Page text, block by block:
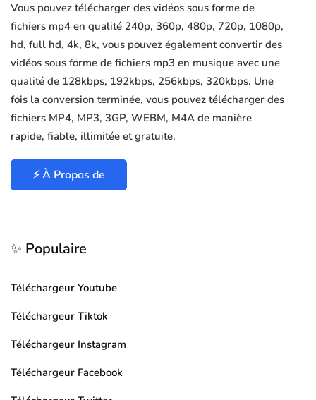
Vous pouvez télécharger des vidéos sous forme de
fichiers mp4 en qualité 240p, 360p, 480p, 720p, 1080p,
hd, full hd, 4k, 8k, vous pouvez également convertir des
vidéos sous forme de fichiers mp3 en musique avec une
qualité de 128kbps, 192kbps, 256kbps, 320kbps. Une
fois la conversion terminée, vous pouvez télécharger des
fichiers MP4, MP3, 3GP, WEBM, M4A de manière
rapide, fiable, illimitée et gratuite.
⚡ À Propos de
✨ Populaire
Téléchargeur Youtube
Téléchargeur Tiktok
Téléchargeur Instagram
Téléchargeur Facebook